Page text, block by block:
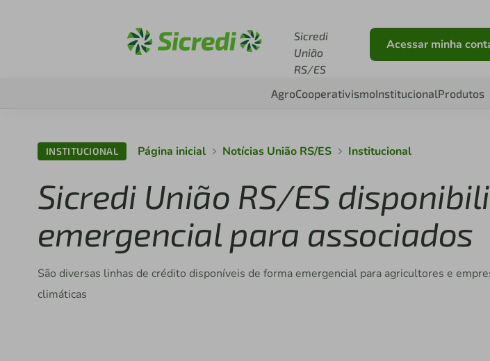
Sicredi
União
RS/ES
Acessar minha
AgroCooperativismoInstitucionalProdutos
INSTITUCIONAL Página inicial Notícias União RS/ES Institucional
Sicredi União RS/ES
emergencial para associados
São diversas linhas de crédito disponíveis de forma emergencial para agricultores e
climáticas